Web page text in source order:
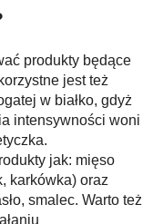
produkty będące
jest też
w białko, gdyż
intensywności woni
jak: mięso
karkówka) oraz
smalec. Warto też